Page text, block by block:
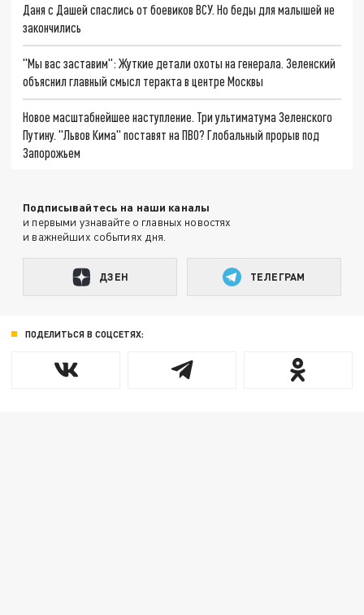
Даня с Дашей спаслись от боевиков ВСУ. Но беды для малышей не
закончились
"Мы вас заставим": Жуткие детали охоты на генерала. Зеленский
объяснил главный смысл теракта в центре Москвы
Новое масштабнейшее наступление. Три ультиматума Зеленского
Путину. "Львов Кима" поставят на ПВО? Глобальный прорыв под
Запорожьем
Подписывайтесь на наши каналы
и первыми узнавайте о главных новостях
и важнейших событиях дня.
ДЗЕН ТЕЛЕГРАМ
ПОДЕЛИТЬСЯ В СОЦСЕТЯХ: